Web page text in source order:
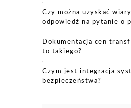
Czy można uzyskać
odpowiedź na pytanie o
Dokumentacja cen
to takiego?
Czym jest integracja
bezpieczeństwa?